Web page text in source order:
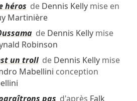
héros de Dennis Kellymise en
Martinière
de Dennis Kellymise
Robinson
un trollde Dennis Kellymise
Mabellini conception
pas d'après Falk